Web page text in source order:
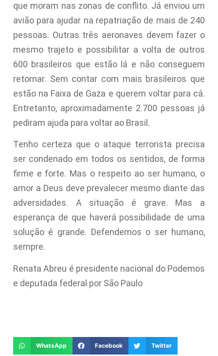
que moram nas zonas de conflito. Já enviou um
avião para ajudar na repatriação de mais de 240
pessoas. Outras três aeronaves devem fazer o
mesmo trajeto e possibilitar a volta de outros
600 brasileiros que estão lá e não conseguem
retornar. Sem contar com mais brasileiros que
estão na Faixa de Gaza e querem voltar para cá.
Entretanto, aproximadamente 2.700 pessoas já
pediram ajuda para voltar ao Brasil.
Tenho certeza que o ataque terrorista precisa
ser condenado em todos os sentidos, de forma
firme e forte. Mas o respeito ao ser humano, o
amor a Deus deve prevalecer mesmo diante das
adversidades. A situação é grave. Mas a
esperança de que haverá possibilidade de uma
solução é grande. Defendemos o ser humano,
sempre.
Renata Abreu é presidente nacional do Podemos
e deputada federal por São Paulo
WhatsApp Facebook Twitter